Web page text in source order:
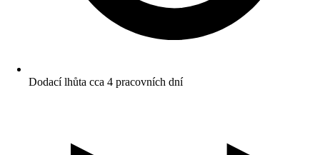
Dodací lhůta cca 4 pracovních dní